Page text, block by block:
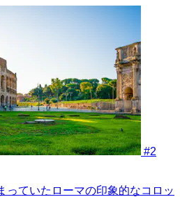
#2
っていたローマの印象的なコロッ